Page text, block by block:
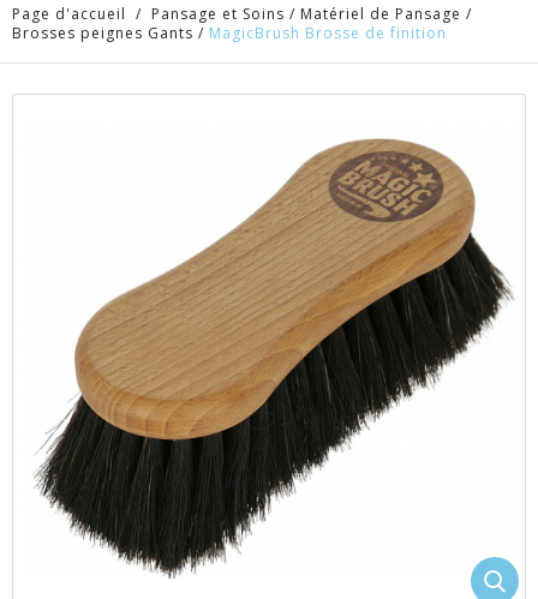
Page d'accueil / Pansage et Soins / Matériel de Pansage /
Brosses peignes Gants / MagicBrush Brosse de finition